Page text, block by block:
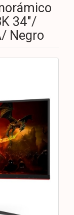
34"/
Negro